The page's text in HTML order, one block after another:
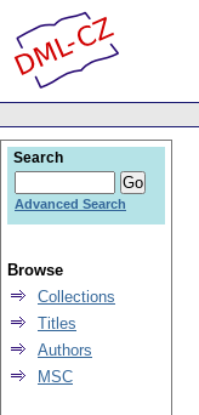
Search
Advanced Search
Browse
Collections
Titles
Authors
MSC